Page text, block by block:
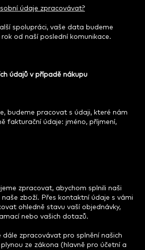
údaje zpracovávat?
spolupráci, vaše data budeme
od naší poslední komunikace.
údajů v případě nákupu
budeme pracovat s údaji, které nám
fakturační údaje: jméno, příjmení,
zpracovat, abychom splnili naši
zboží. Přes kontaktní údaje s vámi
ohledně stavu vaší objednávky,
nebo vašich dotazů.
dále zpracovávat pro splnění našich
ze zákona (hlavně pro účetní a